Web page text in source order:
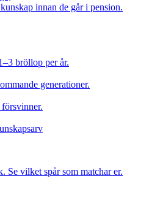
innan de går i pension.
bröllop per år.
generationer.
Se vilket spår som matchar er.